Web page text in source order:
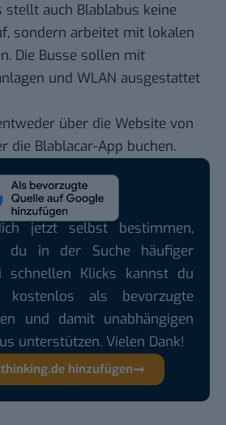
auch Blablabus keine
sondern arbeitet mit lokalen
Die Busse sollen mit
und WLAN ausgestattet
über die Website von
die Blablacar-App buchen.
jetzt selbst bestimmen,
du in der Suche häufiger
schnellen Klicks kannst du
kostenlos als bevorzugte
und damit unabhängigen
unterstützen. Vielen Dank!
hinzufügen